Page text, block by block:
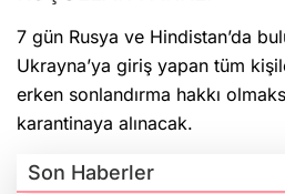
7 gün Rusya ve Hindistan’da
Ukrayna’ya giriş yapan tüm
erken sonlandırma hakkı
karantinaya alınacak.
Son Haberler